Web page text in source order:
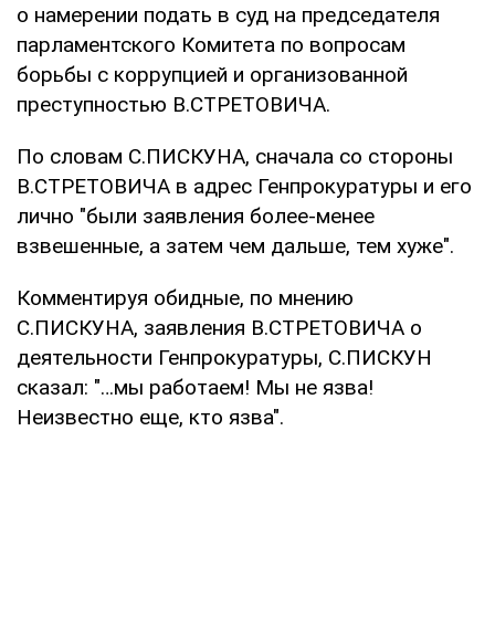
о намерении подать в суд на председателя
парламентского Комитета по вопросам
борьбы с коррупцией и организованной
преступностью В.СТРЕТОВИЧА.
По словам С.ПИСКУНА, сначала со стороны
В.СТРЕТОВИЧА в адрес Генпрокуратуры и его
лично "были заявления более-менее
взвешенные, а затем чем дальше, тем хуже".
Комментируя обидные, по мнению
С.ПИСКУНА, заявления В.СТРЕТОВИЧА о
деятельности Генпрокуратуры, С.ПИСКУН
сказал: "…мы работаем! Мы не язва!
Неизвестно еще, кто язва".